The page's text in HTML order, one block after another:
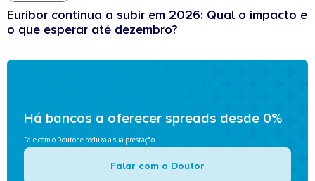
Euribor continua a subir em 2026: Qual o impacto e
o que esperar até dezembro?
Há bancos a oferecer spreads desde 0%
Fale com o Doutor e reduza a sua prestação
Falar com o Doutor